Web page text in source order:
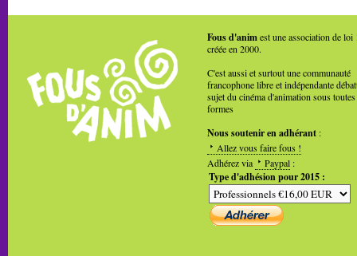
Fous d'animest une association de loi
créée en 2000.
C'est aussi et surtout une communauté
francophone libre et indépendante
sujet du cinéma d'animation sous toutes
formes
Nous soutenir en adhérant :
Allez vous faire fous !
Adhérez via
Paypal :
Type d'adhésion pour 2015 :